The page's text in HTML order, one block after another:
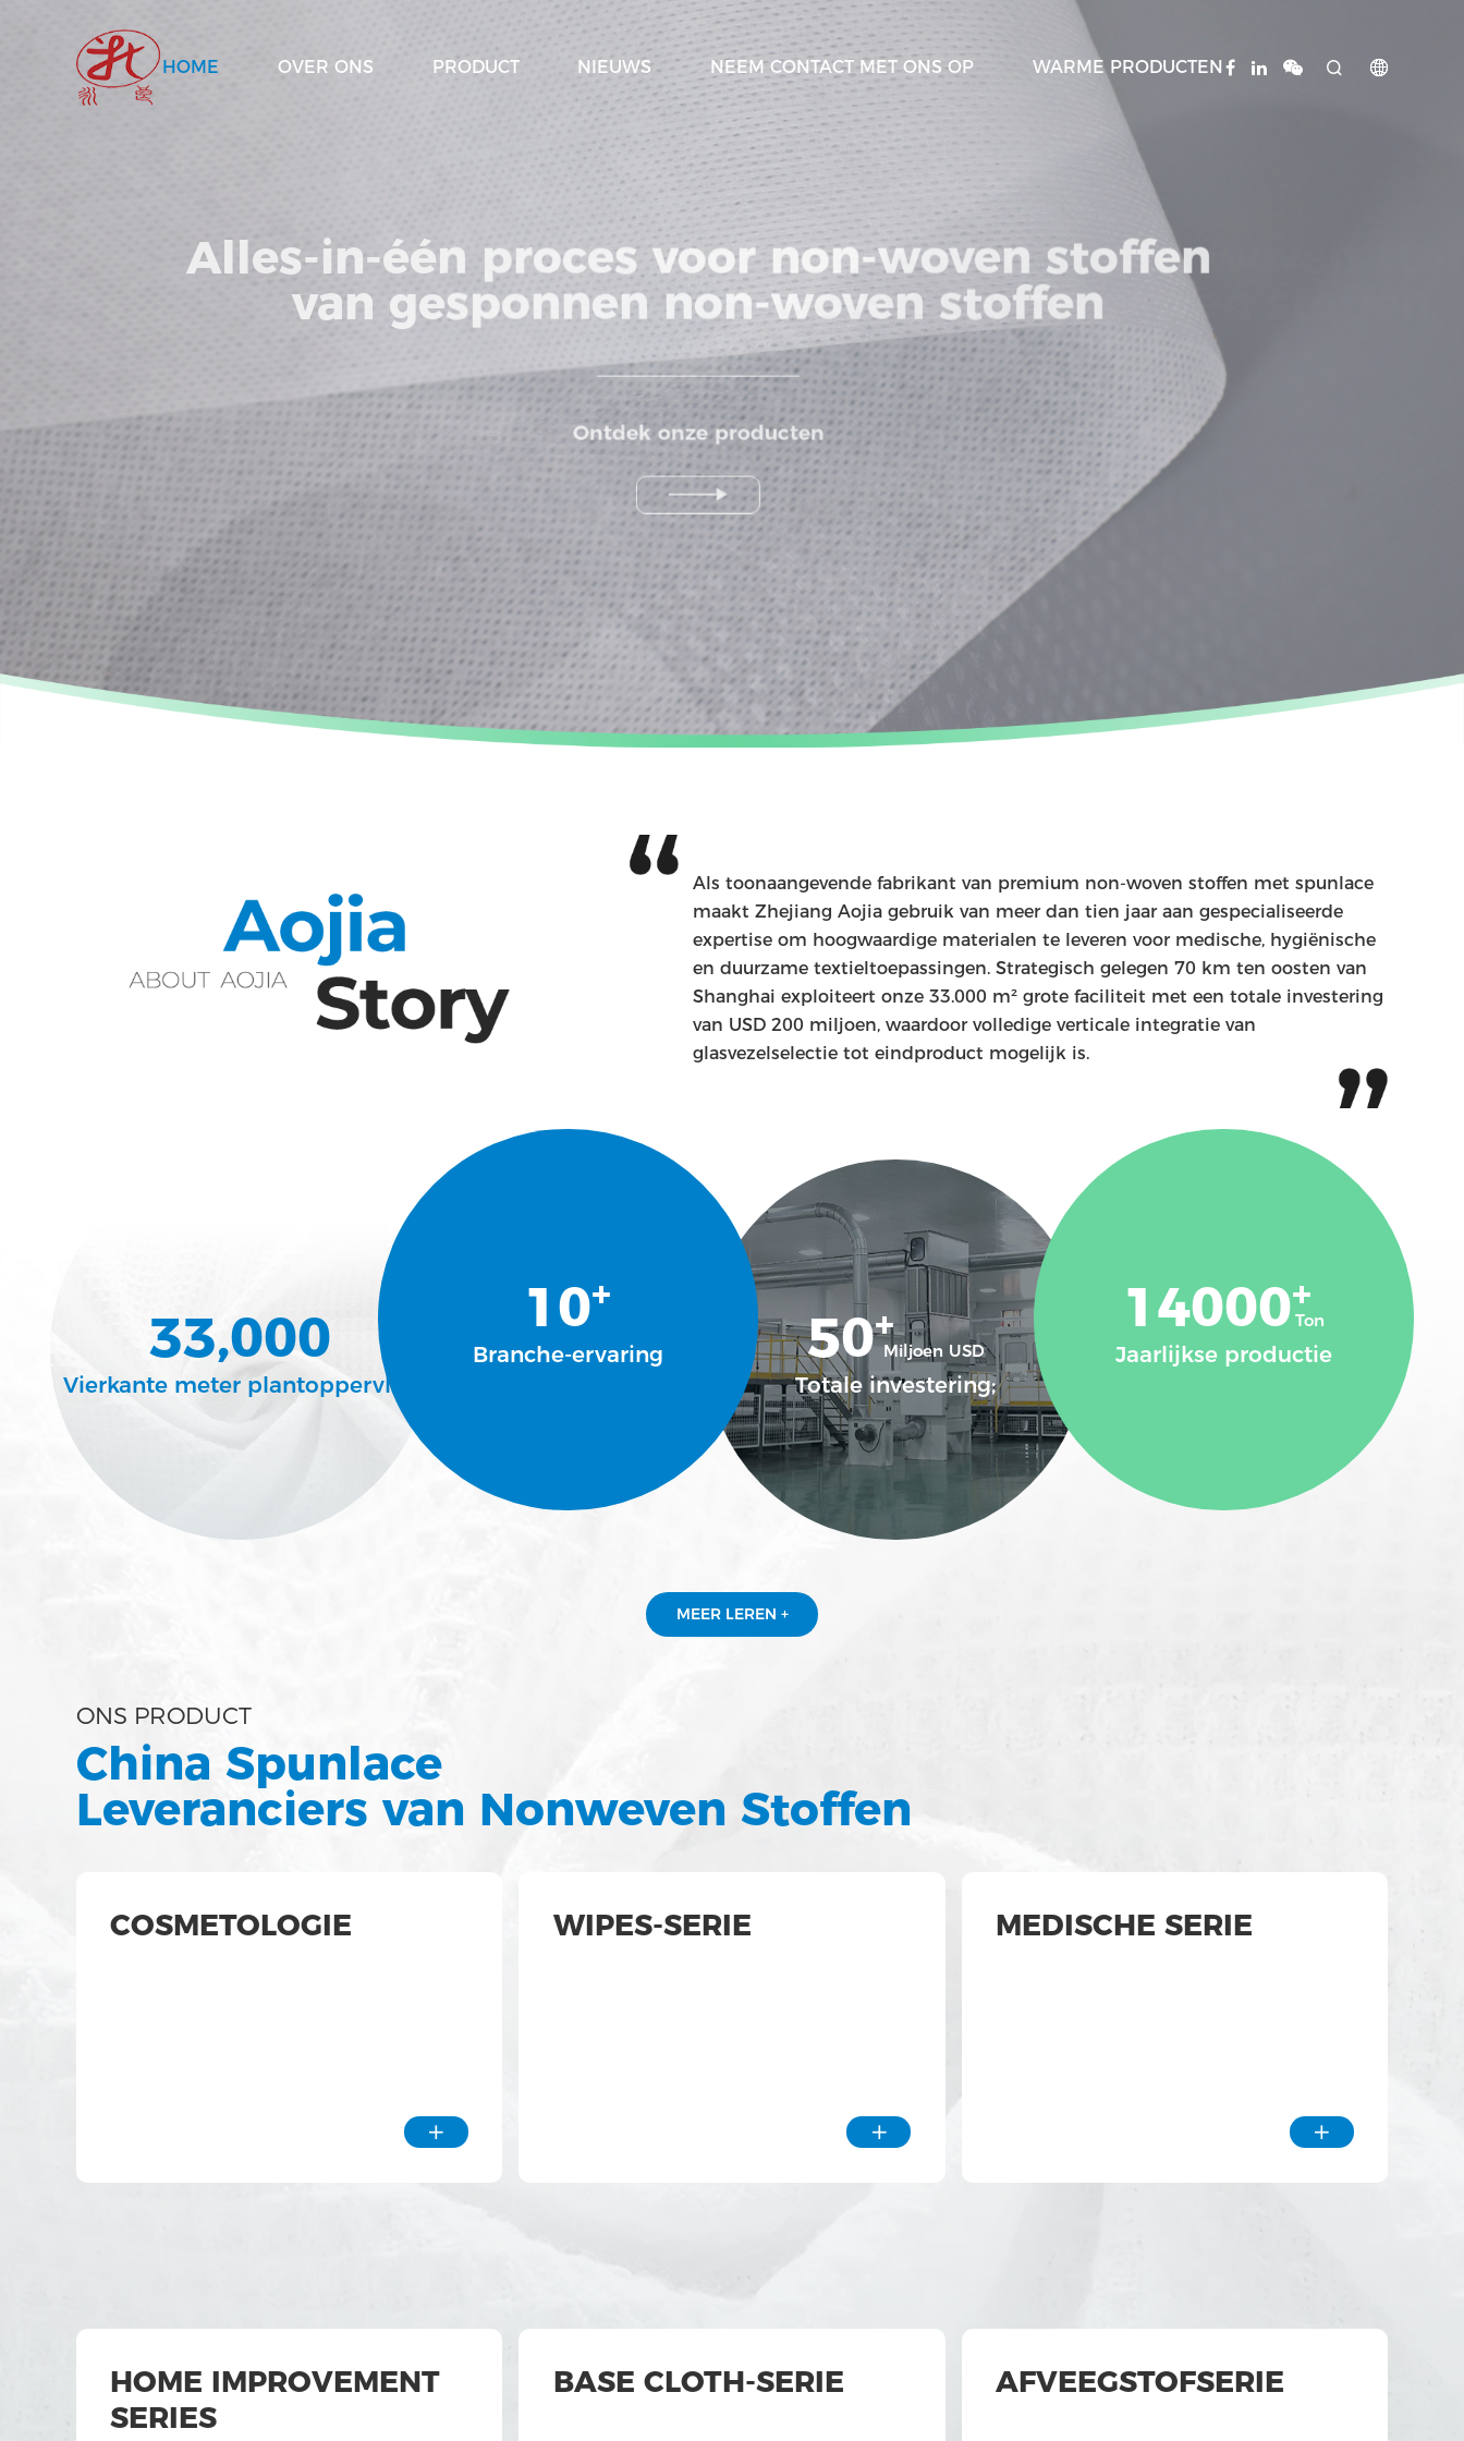
HOME OVER ONS PRODUCT NIEUWS NEEM CONTACT MET ONS OP WARME PRODUCTEN  
Alles-in-één proces voor non-woven stoffen
van gesponnen non-woven stoffen
Ontdek onze producten
Als toonaangevende fabrikant van premium non-woven stoffen met spunlace
maakt Zhejiang Aojia gebruik van meer dan tien jaar aan gespecialiseerde
expertise om hoogwaardige materialen te leveren voor medische, hygiënische
en duurzame textieltoepassingen. Strategisch gelegen 70 km ten oosten van
Shanghai exploiteert onze 33.000 m² grote faciliteit met een totale investering
van USD 200 miljoen, waardoor volledige verticale integratie van
glasvezelselectie tot eindproduct mogelijk is.
33,000
Vierkante meter plantoppervlak
10+
Branche-ervaring 50+
Miljoen USD
Totale investering;
14000+
Ton
Jaarlijkse productie
MEER LEREN +
ONS PRODUCT
China Spunlace
Leveranciers van Nonweven Stoffen
COSMETOLOGIE

WIPES-SERIE

MEDISCHE SERIE

HOME IMPROVEMENT
SERIES
BASE CLOTH-SERIE AFVEEGSTOFSERIE